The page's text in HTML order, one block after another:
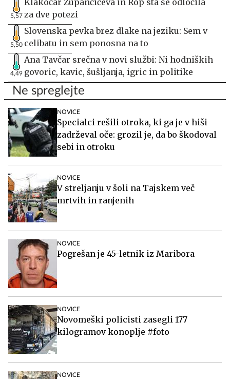
5,57 za dve potezi
5,50
Slovenska pevka brez dlake na jeziku: Sem v
celibatu in sem ponosna na to
4,49
Ana Tavčar srečna v novi službi: Ni hodniških
govoric, kavic, šušljanja, igric in politike
Ne spreglejte
NOVICE
Specialci rešili otroka, ki ga je v hiši
zadrževal oče: grozil je, da bo škodoval
sebi in otroku
NOVICE
V streljanju v šoli na Tajskem več
mrtvih in ranjenih
NOVICE
Pogrešan je 45-letnik iz Maribora
NOVICE
Novomeški policisti zasegli 177
kilogramov konoplje #foto
NOVICE